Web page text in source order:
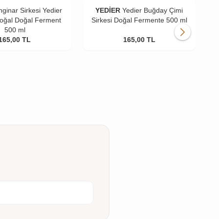
Sirkesi Yedier
Doğal Ferment
500 ml
TL
YEDİER Yedier Buğday Çimi
Sirkesi Doğal Fermente 500 ml
165,00 TL